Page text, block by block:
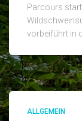
Parcours
vorbeiführt in
ALLGEMEIN